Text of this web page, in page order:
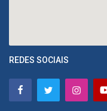
REDES SOCIAIS